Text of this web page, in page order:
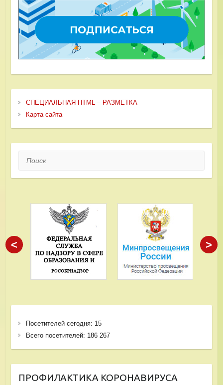
СПЕЦИАЛЬНАЯ HTML – РАЗМЕТКА
Карта сайта
Поиск
< >
Посетителей сегодня: 15
Всего посетителей: 186 267
ПРОФИЛАКТИКА КОРОНАВИРУСА